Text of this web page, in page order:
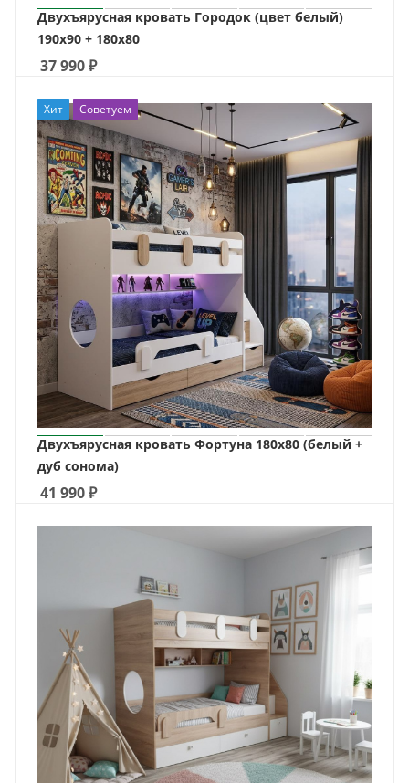
Двухъярусная кровать Городок (цвет белый)
190х90 + 180х80
37 990₽
Хит Советуем
Двухъярусная кровать Фортуна 180х80 (белый +
дуб сонома)
41 990₽